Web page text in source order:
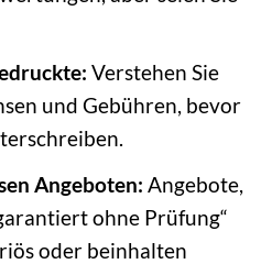
Verstehen Sie
und Gebühren, bevor
Angeboten: Angebote,
ohne Prüfung“
oder beinhalten